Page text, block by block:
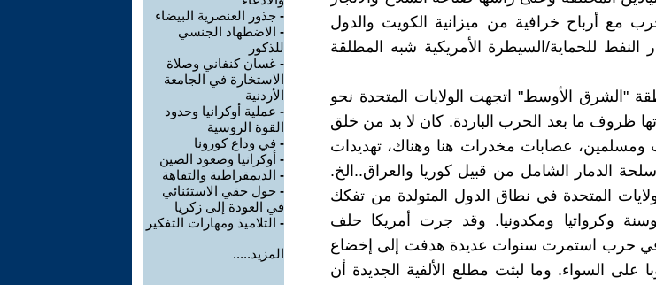
مع أرباح خرافية من ميزانية الكويت والدول
النفط للحماية/السيطرة الأمريكية شبه المطلقة
"الشرق الأوسط" اتجهت الولايات المتحدة نحو
ظروف ما بعد الحرب الباردة. كان لا بد من خلق
ومسلمين، عصابات مخدرات هنا وهناك، تهديدات
الدمار الشامل من قبيل كوريا والعراق..الخ.
المتحدة في نطاق الدول المتولدة من تفكك
وكرواتيا ومكدونيا. وقد جرت أمريكا حلف
في حرب استمرت سنوات عديدة هدفت إلى إخضاع
على السواء. وما لبثت مطلع الألفية الجديدة أن
- جذور العنصرية البيضاء
- الاضطهاد الجنسي
للذكور
- غسان كنفاني وصلاة
الاستخارة في الجامعة
الأردنية
- عملية أوكرانيا وحدود
القوة الروسية
- في وداع كورونا
- أوكرانيا وصعود الصين
- الديمقراطية والتفاهة
- حول حقي الاستثنائي
في العودة إلى زكريا
- التلاميذ ومهارات التفكير
المزيد.....